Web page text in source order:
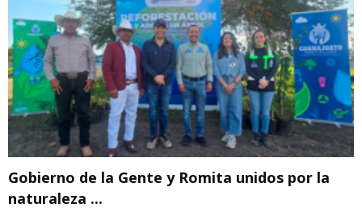
Gobierno de la Gente y Romita unidos por la
naturaleza ...